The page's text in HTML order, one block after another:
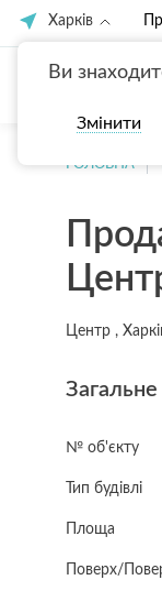
Харків
Ви
Змінити
ГОЛОВНА
Центр ,
Загальне
№ об'єкту
Тип будівлі
Площа
Поверх/